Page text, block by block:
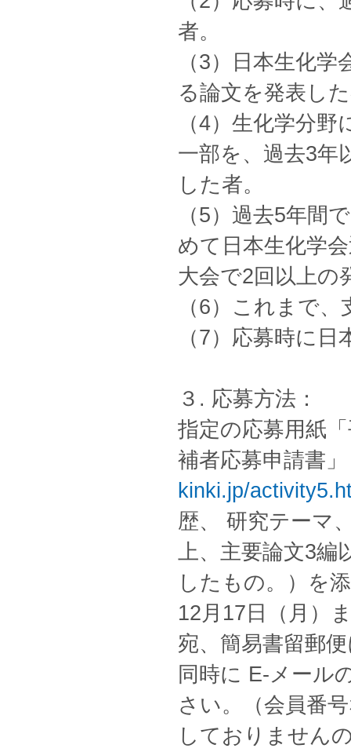
者。
（3）日本生化
る論文を発表し
（4）生化学分
一部を、過去3年
した者。
（5）過去5年間
めて日本生化学
大会で2回以上の
（6）これまで
（7）応募時に
３. 応募方法：
指定の応募用紙
補者応募申請書
kinki.jp/
歴、 研究テーマ
上、主要論文3編
したもの。）を
12月17日（月）
宛、簡易書留郵
同時に E-メール
さい。（会員番
しておりません